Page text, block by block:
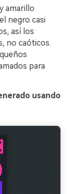
amarillo
negro casi
así los
no caóticos.
para
usando